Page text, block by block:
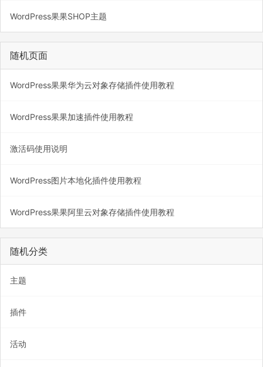
WordPress果果SHOP主题
随机页面
WordPress果果华为云对象存储插件使用教程
WordPress果果加速插件使用教程
激活码使用说明
WordPress图片本地化插件使用教程
WordPress果果阿里云对象存储插件使用教程
随机分类
主题
插件
活动